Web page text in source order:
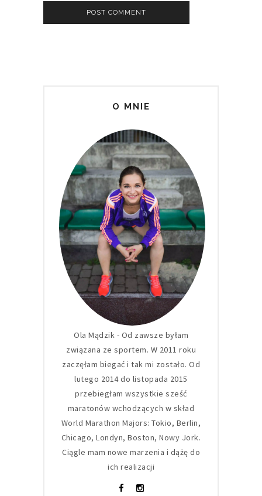
O MNIE
Ola Mądzik - Od zawsze byłam
związana ze sportem. W 2011 roku
zaczęłam biegać i tak mi zostało. Od
lutego 2014 do listopada 2015
przebiegłam wszystkie sześć
maratonów wchodzących w skład
World Marathon Majors: Tokio, Berlin,
Chicago, Londyn, Boston, Nowy Jork.
Ciągle mam nowe marzenia i dążę do
ich realizacji